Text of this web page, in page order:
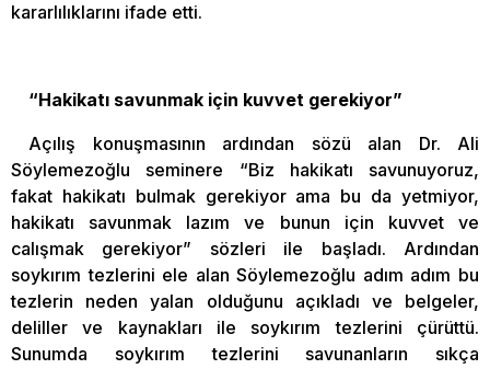
kararlılıklarını ifade etti.
“Hakikatı savunmak için kuvvet gerekiyor”
Açılış konuşmasının ardından sözü alan Dr. Ali
Söylemezoğlu seminere “Biz hakikatı savunuyoruz,
fakat hakikatı bulmak gerekiyor ama bu da yetmiyor,
hakikatı savunmak lazım ve bunun için kuvvet ve
calışmak gerekiyor” sözleri ile başladı. Ardından
soykırım tezlerini ele alan Söylemezoğlu adım adım bu
tezlerin neden yalan olduğunu açıkladı ve belgeler,
deliller ve kaynakları ile soykırım tezlerini çürüttü.
Sunumda soykırım tezlerini savunanların sıkça